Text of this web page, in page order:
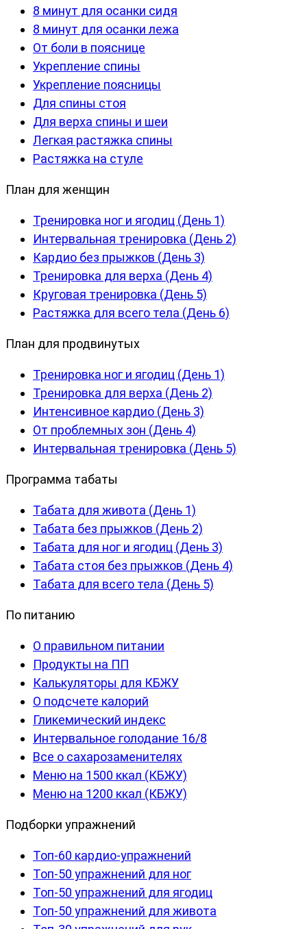
8 минут для осанки сидя
8 минут для осанки лежа
От боли в пояснице
Укрепление спины
Укрепление поясницы
Для спины стоя
Для верха спины и шеи
Легкая растяжка спины
Растяжка на стуле
План для женщин
Тренировка ног и ягодиц (День 1)
Интервальная тренировка (День 2)
Кардио без прыжков (День 3)
Тренировка для верха (День 4)
Круговая тренировка (День 5)
Растяжка для всего тела (День 6)
План для продвинутых
Тренировка ног и ягодиц (День 1)
Тренировка для верха (День 2)
Интенсивное кардио (День 3)
От проблемных зон (День 4)
Интервальная тренировка (День 5)
Программа табаты
Табата для живота (День 1)
Табата без прыжков (День 2)
Табата для ног и ягодиц (День 3)
Табата стоя без прыжков (День 4)
Табата для всего тела (День 5)
По питанию
О правильном питании
Продукты на ПП
Калькуляторы для КБЖУ
О подсчете калорий
Гликемический индекс
Интервальное голодание 16/8
Все о сахарозаменителях
Меню на 1500 ккал (КБЖУ)
Меню на 1200 ккал (КБЖУ)
Подборки упражнений
Топ-60 кардио-упражнений
Топ-50 упражнений для ног
Топ-50 упражнений для ягодиц
Топ-50 упражнений для живота